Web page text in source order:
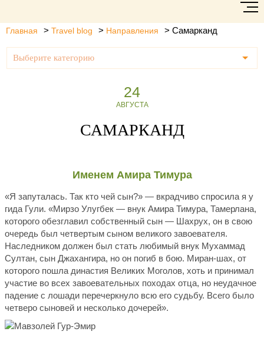
Главная > Travel blog > Направления > Самарканд
Выберите категорию
24
АВГУСТА
САМАРКАНД
Именем Амира Тимура
«Я запуталась. Так кто чей сын?» — вкрадчиво спросила я у
гида Гули. «Мирзо Улугбек — внук Амира Тимура, Тамерлана,
которого обезглавил собственный сын — Шахрух, он в свою
очередь был четвертым сыном великого завоевателя.
Наследником должен был стать любимый внук Мухаммад
Султан, сын Джахангира, но он погиб в бою. Миран-шах, от
которого пошла династия Великих Моголов, хоть и принимал
участие во всех завоевательных походах отца, но неудачное
падение с лошади перечеркнуло всю его судьбу. Всего было
четверо сыновей и несколько дочерей».